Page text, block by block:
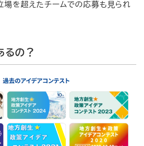
場を超えたチームでの応募も見られ
るの？